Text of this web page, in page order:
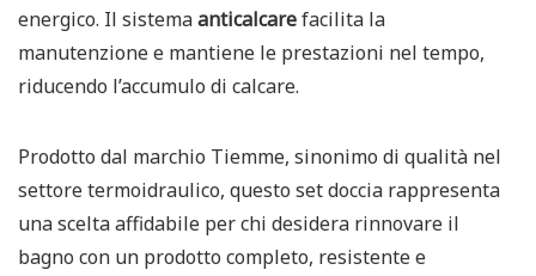
energico. Il sistemaanticalcarefacilita la
manutenzione e mantiene le prestazioni nel tempo,
riducendo l’accumulo di calcare.
Prodotto dal marchio Tiemme, sinonimo di qualità nel
settore termoidraulico, questo set doccia rappresenta
una scelta affidabile per chi desidera rinnovare il
bagno con un prodotto completo, resistente e